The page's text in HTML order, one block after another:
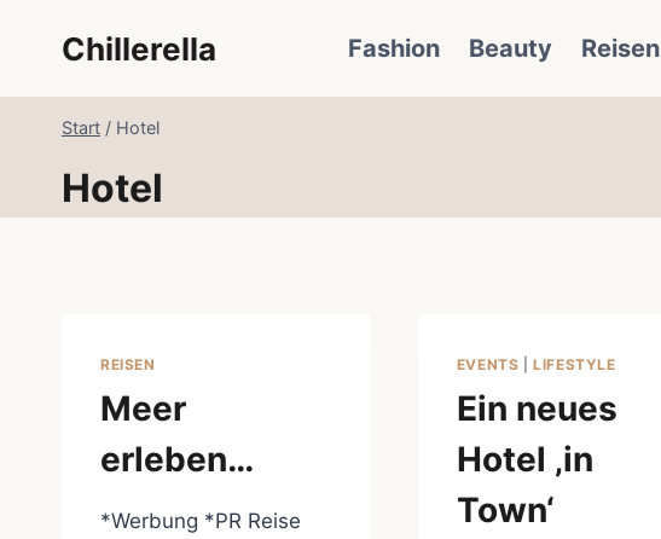
Chillerella Fashion Beauty Reisen
Start / Hotel
Hotel
REISEN
Meer
erleben…
*Werbung *PR Reise
EVENTS |LIFESTYLE
Ein neues
Hotel ‚in
Town‘